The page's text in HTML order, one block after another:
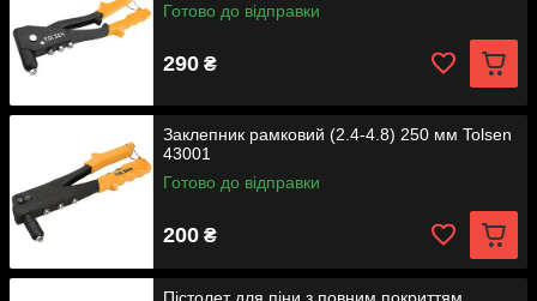
Готово до відправки
290 ₴
Заклепник рамковий (2.4-4.8) 250 мм Tolsen
43001
Готово до відправки
200 ₴